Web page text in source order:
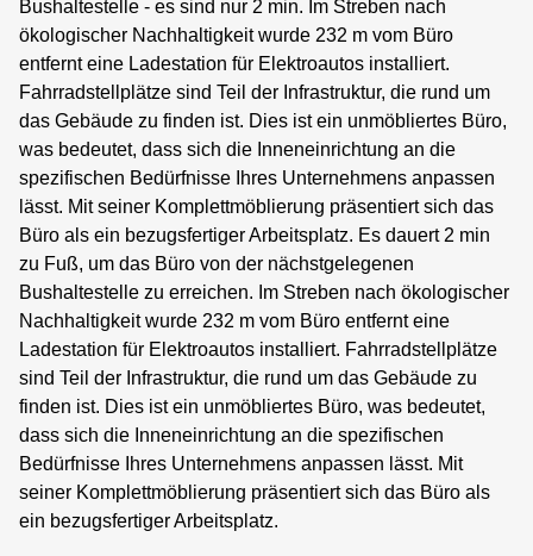
Bushaltestelle - es sind nur 2 min. Im Streben nach
ökologischer Nachhaltigkeit wurde 232 m vom Büro
entfernt eine Ladestation für Elektroautos installiert.
Fahrradstellplätze sind Teil der Infrastruktur, die rund um
das Gebäude zu finden ist. Dies ist ein unmöbliertes Büro,
was bedeutet, dass sich die Inneneinrichtung an die
spezifischen Bedürfnisse Ihres Unternehmens anpassen
lässt. Mit seiner Komplettmöblierung präsentiert sich das
Büro als ein bezugsfertiger Arbeitsplatz. Es dauert 2 min
zu Fuß, um das Büro von der nächstgelegenen
Bushaltestelle zu erreichen. Im Streben nach ökologischer
Nachhaltigkeit wurde 232 m vom Büro entfernt eine
Ladestation für Elektroautos installiert. Fahrradstellplätze
sind Teil der Infrastruktur, die rund um das Gebäude zu
finden ist. Dies ist ein unmöbliertes Büro, was bedeutet,
dass sich die Inneneinrichtung an die spezifischen
Bedürfnisse Ihres Unternehmens anpassen lässt. Mit
seiner Komplettmöblierung präsentiert sich das Büro als
ein bezugsfertiger Arbeitsplatz.